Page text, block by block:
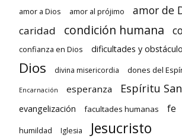
amor a Dios amor al prójimo amor de
caridad condición humana
confianza en Dios dificultades y
Dios divina misericordia dones del
Encarnación esperanza Espíritu
evangelización facultades humanas fe
humildad Iglesia Jesucristo